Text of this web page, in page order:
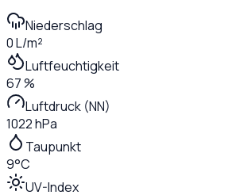
Niederschlag
0 L/m²
Luftfeuchtigkeit
67 %
Luftdruck (NN)
1022 hPa
Taupunkt
9°C
UV-Index